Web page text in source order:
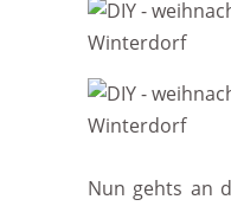
Nun gehts an